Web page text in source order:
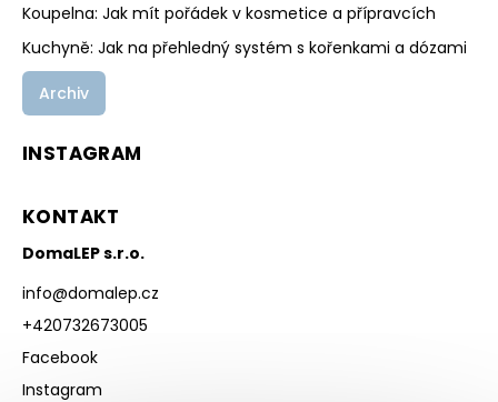
Koupelna: Jak mít pořádek v kosmetice a přípravcích
Kuchyně: Jak na přehledný systém s kořenkami a dózami
Archiv
INSTAGRAM
KONTAKT
DomaLEP s.r.o.
info@domalep.cz
+420732673005
Facebook
Instagram